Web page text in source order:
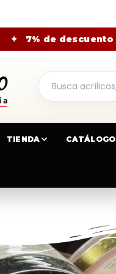
✦ 7% de descuento
TIENDA CATÁLOGO